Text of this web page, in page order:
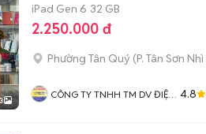
iPad Gen 6 32 GB
2.250.000 đ
Phường Tân Quý (P. Tân Sơn Nhì
CÔNG TY TNHH TM DV ĐIỆN 4.8